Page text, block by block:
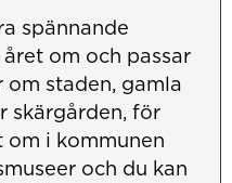
spännande
om och passar
om staden, gamla
skärgården, för
om i kommunen
och du kan